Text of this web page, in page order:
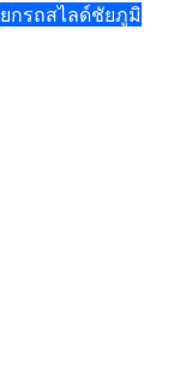
กรถสไลด์ชัยภูมิ